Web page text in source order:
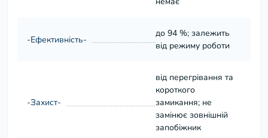
-Ефективність-
до 94 %; залежить
від режиму роботи
-Захист-
від перегрівання та
короткого
замикання; не
замінює зовнішній
запобіжник